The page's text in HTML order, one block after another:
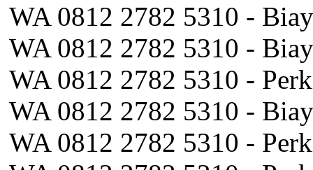
WA 0812 2782 5310 -
WA 0812 2782 5310 -
WA 0812 2782 5310 -
WA 0812 2782 5310 -
WA 0812 2782 5310 -